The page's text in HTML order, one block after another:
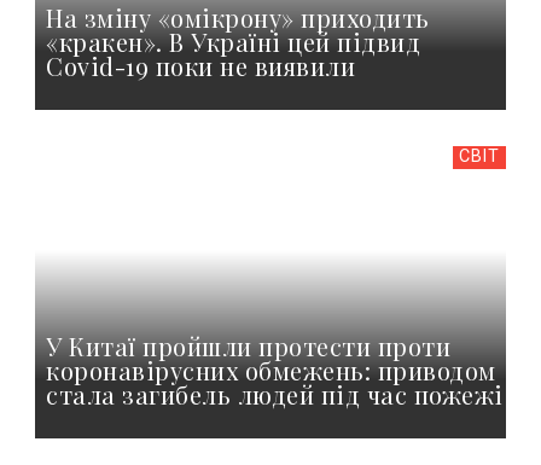
На зміну «омікрону» приходить
«кракен». В Україні цей підвид
Covid-19 поки не виявили
СВІТ
У Китаї пройшли протести проти
коронавірусних обмежень: приводом
стала загибель людей під час пожежі